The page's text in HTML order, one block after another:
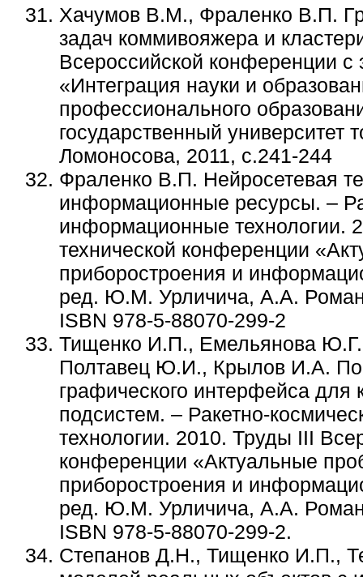
Хачумов В.М., Фраленко В.П.
задач коммивояжера и
Всероссийской конференции
«Интеграция науки и
профессионального
государственный университет
Ломоносова, 2011, с.241-244
Фраленко В.П. Нейросетевая
информационные ресурсы. –
информационные технологии.
технической конференции
приборостроения и
ред. Ю.М. Урличича, А.А.
ISBN 978-5-88070-299-2
Тищенко И.П., Емельянова
Полтавец Ю.И., Крылов И.А.
графического интерфейса для
подсистем. – Ракетно-
технологии. 2010. Труды III
конференции «Актуальные
приборостроения и
ред. Ю.М. Урличича, А.А.
ISBN 978-5-88070-299-2.
Степанов Д.Н., Тищенко И.П.,